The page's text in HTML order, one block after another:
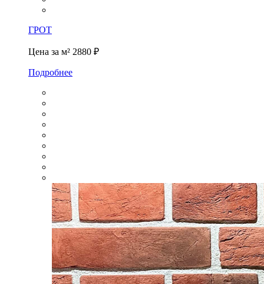
ГРОТ
Цена за м² 2880 ₽
Подробнее